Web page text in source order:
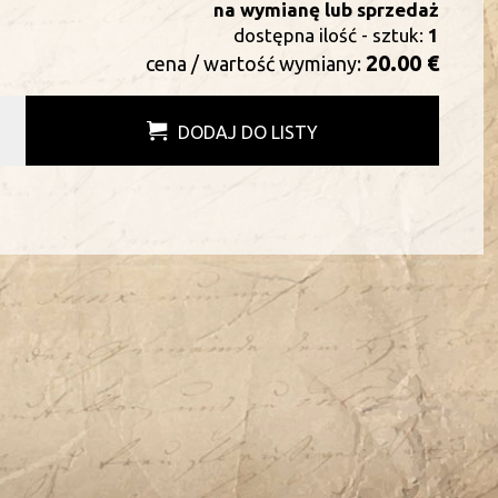
na wymianę lub sprzedaż
dostępna ilość - sztuk: 1
cena / wartość wymiany: 20.00 €
DODAJ DO LISTY